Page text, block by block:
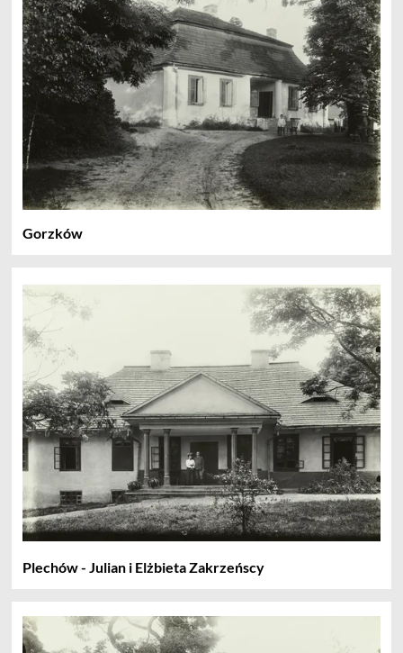
Gorzków
Plechów - Julian i Elżbieta Zakrzeńscy